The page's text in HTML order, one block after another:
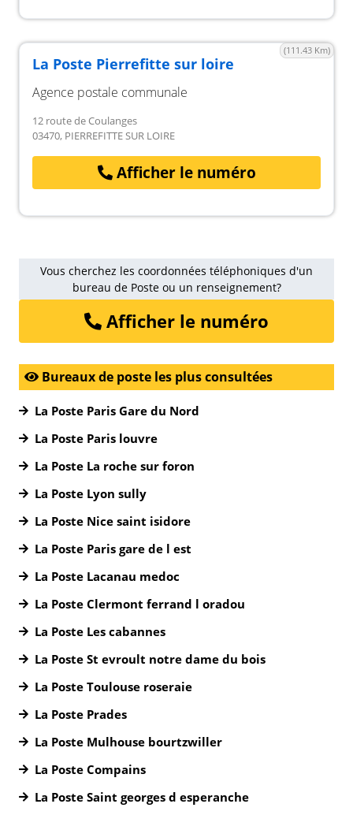
(111.43 Km)
La Poste Pierrefitte sur loire
Agence postale communale
12 route de Coulanges
03470, PIERREFITTE SUR LOIRE
Afficher le numéro
Vous cherchez les coordonnées téléphoniques d'un
bureau de Poste ou un renseignement?
Afficher le numéro
Bureaux de poste les plus consultées
La Poste Paris Gare du Nord
La Poste Paris louvre
La Poste La roche sur foron
La Poste Lyon sully
La Poste Nice saint isidore
La Poste Paris gare de l est
La Poste Lacanau medoc
La Poste Clermont ferrand l oradou
La Poste Les cabannes
La Poste St evroult notre dame du bois
La Poste Toulouse roseraie
La Poste Prades
La Poste Mulhouse bourtzwiller
La Poste Compains
La Poste Saint georges d esperanche